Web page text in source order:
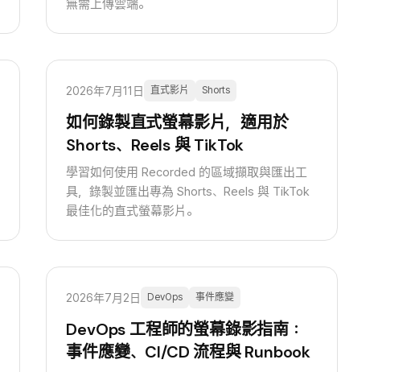
無需上傳雲端。
2026年7月11日 直式影片 Shorts
如何錄製直式螢幕影片，適用於
Shorts、Reels 與 TikTok
學習如何使用 Recorded 的區域擷取與匯出工
具，錄製並匯出專為 Shorts、Reels 與 TikTok
最佳化的直式螢幕影片。
2026年7月2日 DevOps 事件應變
DevOps 工程師的螢幕錄影指南：
事件應變、CI/CD 流程與 Runbook